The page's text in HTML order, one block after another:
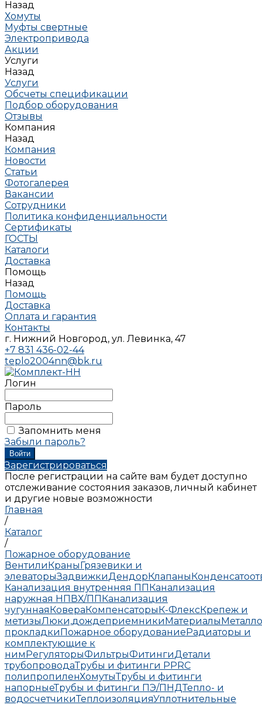
Назад
Хомуты
Муфты свертные
Электропривода
Акции
Услуги
Назад
Услуги
Обсчеты спецификации
Подбор оборудования
Отзывы
Компания
Назад
Компания
Новости
Статьи
Фотогалерея
Вакансии
Сотрудники
Политика конфиденциальности
Сертификаты
ГОСТЫ
Каталоги
Доставка
Помощь
Назад
Помощь
Доставка
Оплата и гарантия
Контакты
г. Нижний Новгород, ул. Левинка, 47
+7 831 436-02-44
teplo2004nn@bk.ru
Логин
Пароль
Запомнить меня
Забыли пароль?
Зарегистрироваться
После регистрации на сайте вам будет доступно
отслеживание состояния заказов, личный кабинет
и другие новые возможности
Главная
/
Каталог
/
Пожарное оборудование
ВентилиКраныГрязевики и
элеваторыЗадвижкиДендорКлапаны
Канализация внутренняя ППКанализация
наружная НПВХ/ППКанализация
чугуннаяКовераКомпенсаторыК-ФлексКрепеж и
метизыЛюки,дождеприемникиМатериалы
прокладкиПожарное оборудованиеРадиаторы и
комплектующие к
нимРегуляторыФильтрыФитингиДетали
трубопроводаТрубы и фитинги PPRC
полипропиленХомутыТрубы и фитинги
напорныеТрубы и фитинги ПЭ/ПНДТепло- и
водосчетчикиТеплоизоляцияУплотнительные